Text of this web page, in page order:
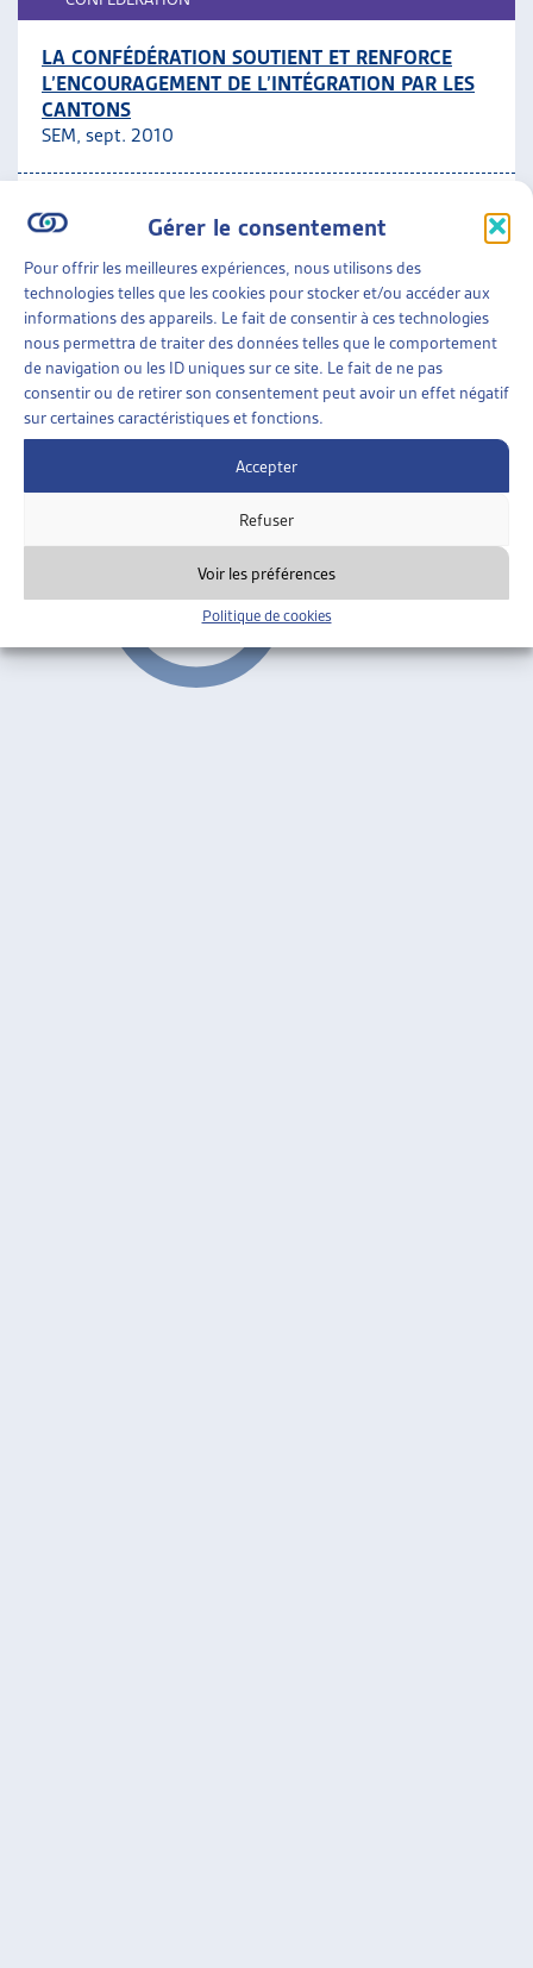
Gérer le consentement
Pour offrir les meilleures expériences, nous utilisons des
technologies telles que les cookies pour stocker et/ou accéder aux
informations des appareils. Le fait de consentir à ces technologies
nous permettra de traiter des données telles que le comportement
de navigation ou les ID uniques sur ce site. Le fait de ne pas
consentir ou de retirer son consentement peut avoir un effet négatif
sur certaines caractéristiques et fonctions.
Accepter
Refuser
Voir les préférences
Politique de cookies
LA CONFÉDÉRATION SOUTIENT ET RENFORCE
L’ENCOURAGEMENT DE L’INTÉGRATION PAR LES
CANTONS
SEM, sept. 2010
MIGRATIONS»INTÉGRATION» PAR LA
CONFÉDÉRATION
LE CONSEIL FÉDÉRAL CONCRÉTISE SON
ENGAGEMENT CONTRE LA DISCRIMINATION
Rapport sur l’évolution de la politique d’intégration de
la Confédération, DFI, avril 2010